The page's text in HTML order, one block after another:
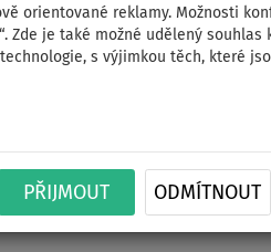
orientované reklamy. Možnosti
Zde je také možné udělený souhlas
s výjimkou těch, které
PŘIJMOUT ODMÍTNOUT
PLACHTY OBLEČENÍ
pánské
krátký rukáv -